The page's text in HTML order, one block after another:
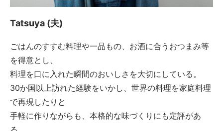
Tatsuya (夫)
ごはんのすすむ料理や一品もの、お酒に合うおつまみ等
を得意とし、
料理を口に入れた瞬間のおいしさを大切にしている。
30か国以上訪れた経験をいかし、世界の料理を家庭料理
で再現したりと
手軽に作りながらも、本格的な味づくりにも定評があ